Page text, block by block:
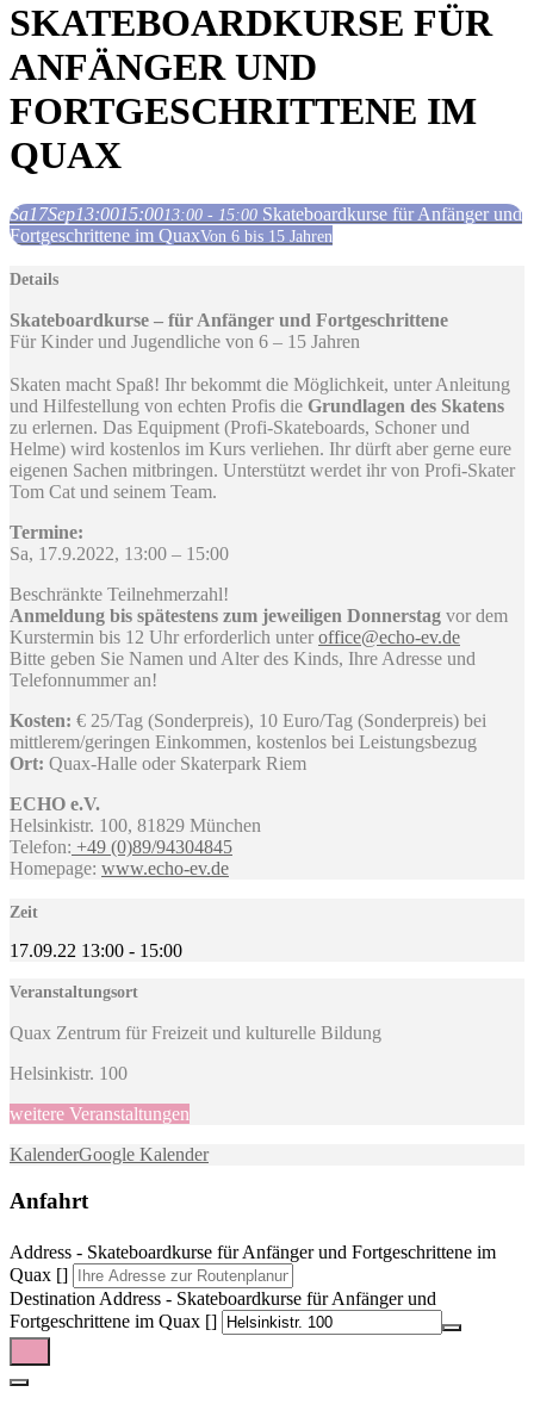
SKATEBOARDKURSE FÜR
ANFÄNGER UND
FORTGESCHRITTENE IM
QUAX
Sa17Sep13:0015:0013:00 - 15:00 Skateboardkurse für Anfänger und
Fortgeschrittene im QuaxVon 6 bis 15 Jahren
Details
Skateboardkurse – für Anfänger und Fortgeschrittene
Für Kinder und Jugendliche von 6 – 15 Jahren
Skaten macht Spaß! Ihr bekommt die Möglichkeit, unter Anleitung
und Hilfestellung von echten Profis die Grundlagen des Skatens
zu erlernen. Das Equipment (Profi-Skateboards, Schoner und
Helme) wird kostenlos im Kurs verliehen. Ihr dürft aber gerne eure
eigenen Sachen mitbringen. Unterstützt werdet ihr von Profi-Skater
Tom Cat und seinem Team.
Termine:
Sa, 17.9.2022, 13:00 – 15:00
Beschränkte Teilnehmerzahl!
Anmeldung bis spätestens zum jeweiligen Donnerstag vor dem
Kurstermin bis 12 Uhr erforderlich unter office@echo-ev.de
Bitte geben Sie Namen und Alter des Kinds, Ihre Adresse und
Telefonnummer an!
Kosten: € 25/Tag (Sonderpreis), 10 Euro/Tag (Sonderpreis) bei
mittlerem/geringen Einkommen, kostenlos bei Leistungsbezug
Ort: Quax-Halle oder Skaterpark Riem
ECHO e.V.
Helsinkistr. 100, 81829 München
Telefon: +49 (0)89/94304845
Homepage: www.echo-ev.de
Zeit
17.09.22 13:00 - 15:00
Veranstaltungsort
Quax Zentrum für Freizeit und kulturelle Bildung
Helsinkistr. 100
weitere Veranstaltungen
KalenderGoogle Kalender
Anfahrt
Address - Skateboardkurse für Anfänger und Fortgeschrittene im
Quax []
Destination Address - Skateboardkurse für Anfänger und
Fortgeschrittene im Quax []